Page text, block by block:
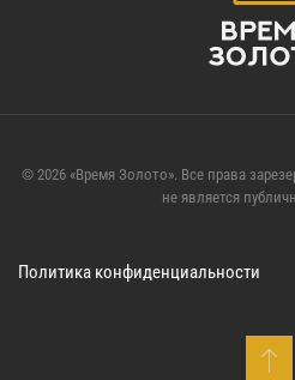
© 2026«Время Золото». Все права
не является
Политика конфиденциальности